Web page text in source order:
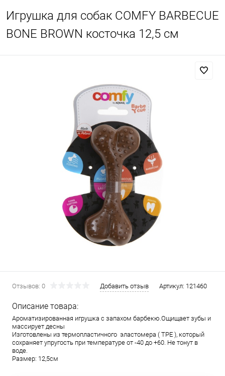
Игрушка для собак COMFY BARBECUE
BONE BROWN косточка 12,5 см
Отзывов: 0 Добавить отзыв Артикул: 121460
Описание товара:
Ароматизированная игрушка с запахом барбекю.Ощищает зубы и
массирует десны
Изготовлены из термопластичного эластомера ( TPE ), который
сохраняет упругость при температуре от -40 до +60. Не тонут в
воде.
Размер: 12,5см